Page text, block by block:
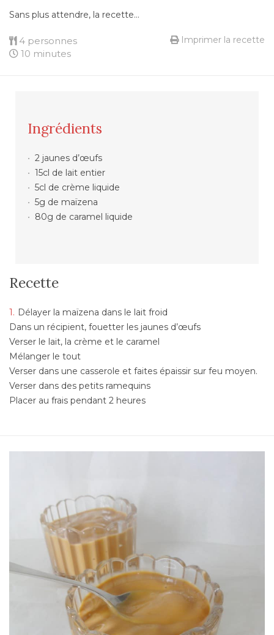
Sans plus attendre, la recette…
4 personnes
10 minutes
Imprimer la recette
Ingrédients
2 jaunes d’œufs
15cl de lait entier
5cl de crème liquide
5g de maïzena
80g de caramel liquide
Recette
Délayer la maïzena dans le lait froid
Dans un récipient, fouetter les jaunes d’œufs
Verser le lait, la crème et le caramel
Mélanger le tout
Verser dans une casserole et faites épaissir sur feu moyen.
Verser dans des petits ramequins
Placer au frais pendant 2 heures